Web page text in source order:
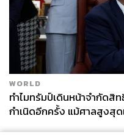
WORLD
ทำไมทรัมป์เดินหน้าจำกัดสิ
กำเนิดอีกครั้ง แม้ศาลสูงสุ